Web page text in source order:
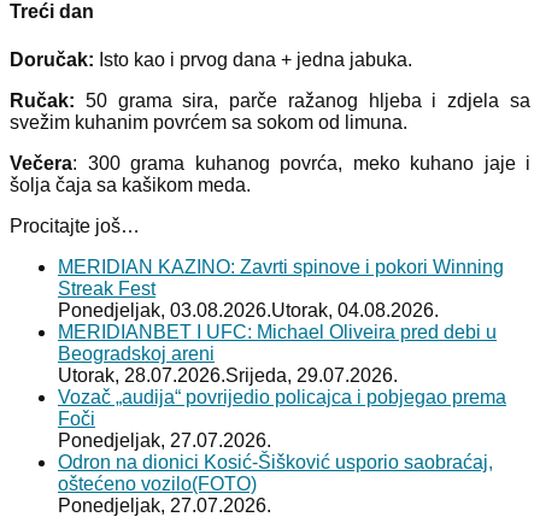
Treći dan
Doručak: Isto kao i prvog dana + jedna jabuka.
Ručak: 50 grama sira, parče ražanog hljeba i zdjela sa
svežim kuhanim povrćem sa sokom od limuna.
Večera: 300 grama kuhanog povrća, meko kuhano jaje i
šolja čaja sa kašikom meda.
Procitajte još…
MERIDIAN KAZINO: Zavrti spinove i pokori Winning
Streak Fest
Ponedjeljak, 03.08.2026.Utorak, 04.08.2026.
MERIDIANBET I UFC: Michael Oliveira pred debi u
Beogradskoj areni
Utorak, 28.07.2026.Srijeda, 29.07.2026.
Vozač „audija“ povrijedio policajca i pobjegao prema
Foči
Ponedjeljak, 27.07.2026.
Odron na dionici Kosić-Šišković usporio saobraćaj,
oštećeno vozilo(FOTO)
Ponedjeljak, 27.07.2026.